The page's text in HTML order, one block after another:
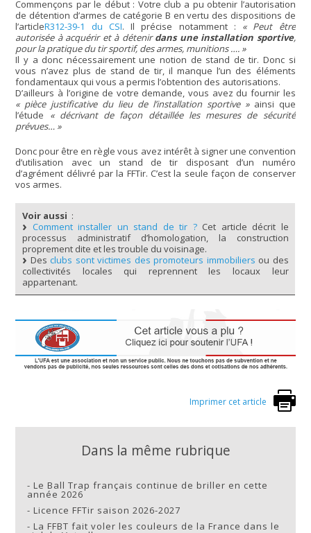
Commençons par le début : Votre club a pu obtenir l’autorisation
de détention d’armes de catégorie B en vertu des dispositions de
l’articleR312-39-1 du CSI. Il précise notamment : « Peut être
autorisée à acquérir et à détenirdans une installation sportive,
pour la pratique du tir sportif, des armes, munitions …. »
Il y a donc nécessairement une notion de stand de tir. Donc si
vous n’avez plus de stand de tir, il manque l’un des éléments
fondamentaux qui vous a permis l’obtention des autorisations.
D’ailleurs à l’origine de votre demande, vous avez du fournir les
« pièce justificative du lieu de l’installation sportive »ainsi que
l’étude « décrivant de façon détaillée les mesures de sécurité
prévues… »
Donc pour être en règle vous avez intérêt à signer une convention
d’utilisation avec un stand de tir disposant d’un numéro
d’agrément délivré par la FFTir. C’est la seule façon de conserver
vos armes.
Voir aussi :
Comment installer un stand de tir ?Cet article décrit le
processus administratif d’homologation, la construction
proprement dite et les trouble du voisinage.
Desclubs sont victimes des promoteurs immobiliers ou des
collectivités locales qui reprennent les locaux leur
appartenant.
Imprimer cet article
Dans la même rubrique
-Le Ball Trap français continue de briller en cette
année 2026
-Licence FFTir saison 2026-2027
-La FFBT fait voler les couleurs de la France dans le